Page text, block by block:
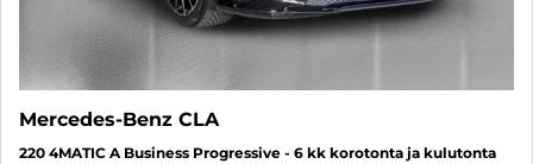
Mercedes-Benz CLA
220 4MATIC A Business Progressive - 6 kk korotonta ja kulutonta